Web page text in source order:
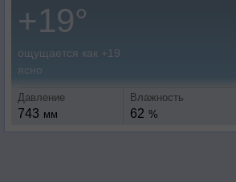
+19°
ощущается как +19
ясно
Давление
743 мм
Влажность
62 %